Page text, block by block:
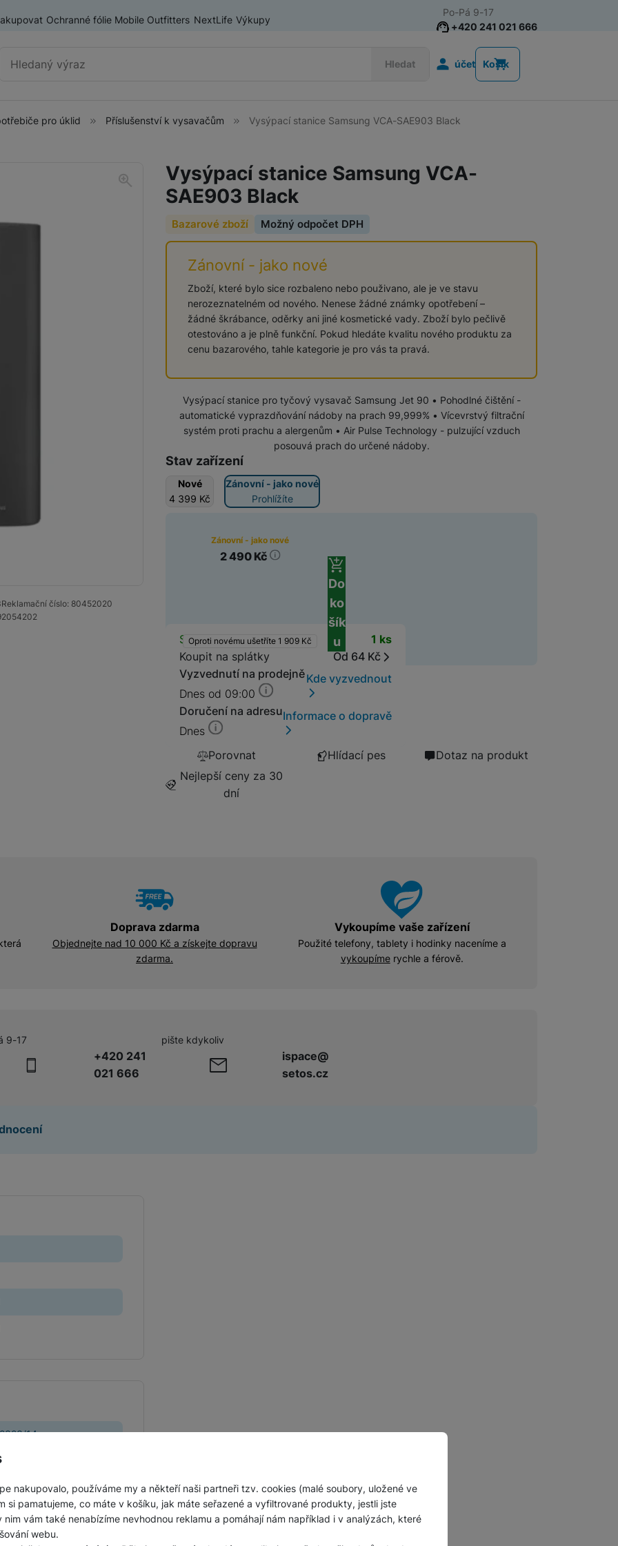
nakupovalo, používáme my a někteří naši partneři tzv. cookies (malé soubory, uložené ve
si pamatujeme, co máte v košíku, jak máte seřazené a vyfiltrované produkty, jestli jste
nim vám také nenabízíme nevhodnou reklamu a pomáhají nám například i v analýzách, které
webu.
Ochranné fólie Mobile Outfitters NextLife Výkupy
Vyhledávání Hledat
Kuchyňské spotřebiče
Pračky se sušičkou
Tyčové vysavače
Vysavače Samsung
Vysavače Roborock
Vysavače Xiaomi
Příslušenství k vysavačům
+420 241 021 666
Po-Pá 9-17
Uživatelská
účet Košík
pro úklid Příslušenství k vysavačům Vysýpací stanice Samsung VCA-SAE903 Black
Vysýpací stanice Samsung VCA-
SAE903 Black
Bazarové zboží Možný odpočet DPH
Zánovní - jako nové
Zboží, které bylo sice rozbaleno nebo použivano, ale je ve stavu
nerozeznatelném od nového. Nenese žádné známky opotřebení –
žádné škrábance, oděrky ani jiné kosmetické vady. Zboží bylo pečlivě
otestováno a je plně funkční. Pokud hledáte kvalitu nového produktu za
cenu bazarového, tahle kategorie je pro vás ta pravá.
Vysýpací stanice pro tyčový vysavač Samsung Jet 90 • Pohodlné čištění -
automatické vyprazdňování nádoby na prach 99,999% • Vícevrstvý filtrační
systém proti prachu a alergenům • Air Pulse Technology - pulzující vzduch
posouvá prach do určené nádoby.
Stav zařízení
Nové
4 399 Kč
Zánovní - jako nové
Prohlížíte
Stav zboží
Zánovní - jako nové
Oproti novému ušetříte 1 909 Kč
2 490 Kč
Do
ko
šík
u
Dostupnost
Skladem
1 ks
Koupit na splátky
Od 64 Kč
Vyzvednutí na prodejně
Dnes od 09:00
Kde vyzvednout
Doručení na adresu
Dnes
Informace o dopravě
Porovnat Hlídací pes
Dotaz na produkt
Nejlepší ceny za 30
dní
Reklamační číslo: 80452020
Doprava zdarma
Objednejte nad 10 000 Kč a získejte dopravu
zdarma.
Vykoupíme vaše zařízení
Použité telefony, tablety i hodinky naceníme a
vykoupímerychle a férově.
9-17
+420 241
021 666
pište kdykoliv
ispace@
setos.cz
14